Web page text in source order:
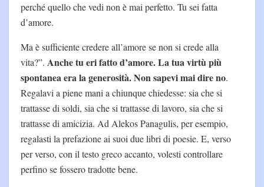
perché quello che vedi non è mai perfetto. Tu sei fatta
d’amore.
Ma è sufficiente credere all’amore se non si crede alla
vita?”. Anche tu eri fatto d’amore. La tua virtù più
spontanea era la generosità. Non sapevi mai dire no.
Regalavi a piene mani a chiunque chiedesse: sia che si
trattasse di soldi, sia che si trattasse di lavoro, sia che si
trattasse di amicizia. Ad Alekos Panagulis, per esempio,
regalasti la prefazione ai suoi due libri di poesie. E, verso
per verso, con il testo greco accanto, volesti controllare
perfino se fossero tradotte bene.